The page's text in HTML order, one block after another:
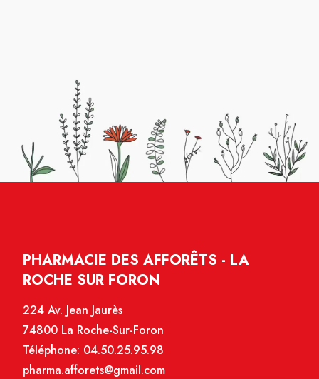
PHARMACIE DES AFFORÊTS - LA
ROCHE SUR FORON
224 Av. Jean Jaurès
74800 La Roche-Sur-Foron
Téléphone: 04.50.25.95.98
pharma.afforets@gmail.com